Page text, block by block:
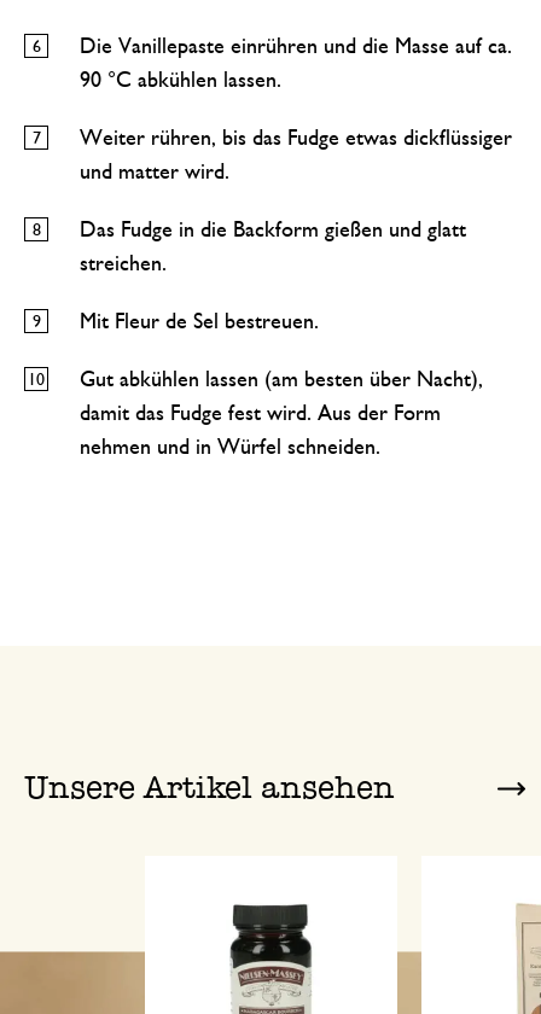
Die Vanillepaste einrühren und die Masse auf ca.
90 °C abkühlen lassen.
Weiter rühren, bis das Fudge etwas dickflüssiger
und matter wird.
Das Fudge in die Backform gießen und glatt
streichen.
Mit Fleur de Sel bestreuen.
Gut abkühlen lassen (am besten über Nacht),
damit das Fudge fest wird. Aus der Form
nehmen und in Würfel schneiden.
Unsere Artikel ansehen